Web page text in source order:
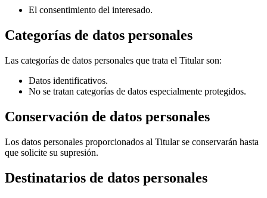
El consentimiento del interesado.
Categorías de datos personales
Las categorías de datos personales que trata el Titular son:
Datos identificativos.
No se tratan categorías de datos especialmente protegidos.
Conservación de datos personales
Los datos personales proporcionados al Titular se conservarán hasta
que solicite su supresión.
Destinatarios de datos personales